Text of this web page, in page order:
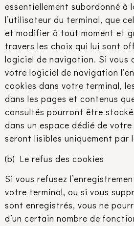
essentiellement subordonné à
l’utilisateur du terminal, que
et modifier à tout moment et
travers les choix qui lui sont
logiciel de navigation. Si vous
votre logiciel de navigation
cookies dans votre terminal,
dans les pages et contenus
consultés pourront être
dans un espace dédié de
seront lisibles uniquement par
(b) Le refus des cookies
Si vous refusez
votre terminal, ou si vous
sont enregistrés, vous ne
d’un certain nombre de